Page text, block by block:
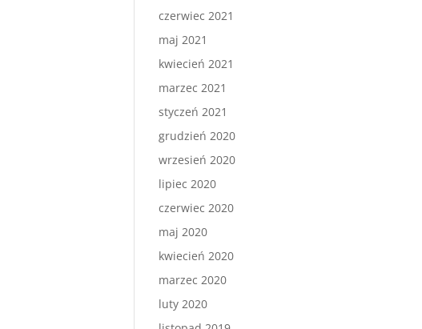
czerwiec 2021
maj 2021
kwiecień 2021
marzec 2021
styczeń 2021
grudzień 2020
wrzesień 2020
lipiec 2020
czerwiec 2020
maj 2020
kwiecień 2020
marzec 2020
luty 2020